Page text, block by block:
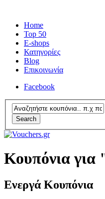
Home
Top 50
E-shops
Κατηγορίες
Blog
Επικοινωνία
Facebook
Search
Κουπόνια
Ενεργά Κουπόνια